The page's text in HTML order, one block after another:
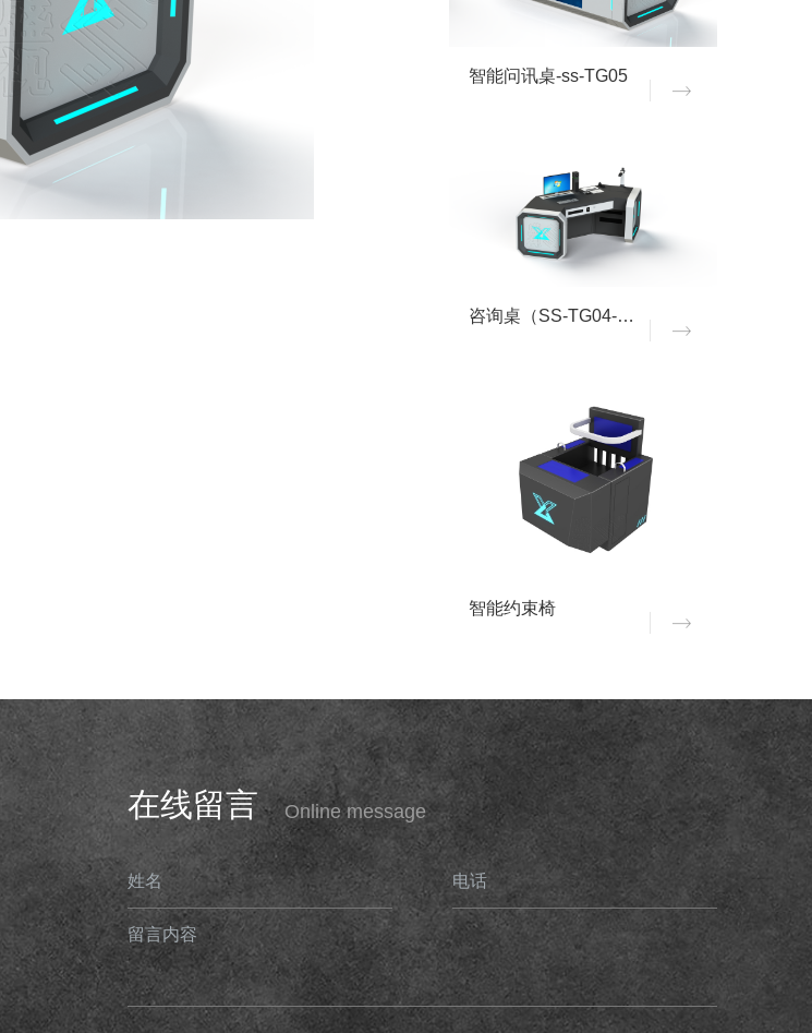
智能问讯桌-ss-TG05
咨询桌（SS-TG04-B款）
智能约束椅
在线留言 Online message
姓名 电话
留言内容